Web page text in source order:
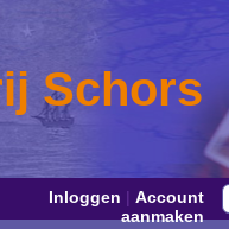
Inloggen | Account
aanmaken
Schors